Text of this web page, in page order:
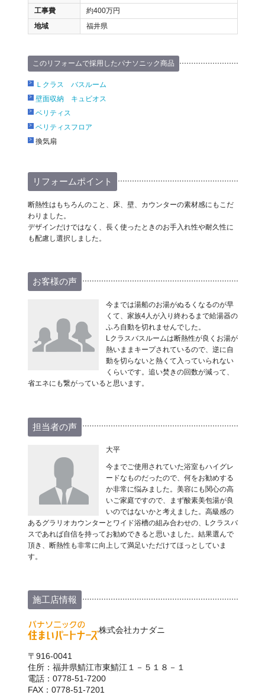
工事費
約400万円
地域
福井県
このリフォームで採用したパナソニック商品
Ｌクラス バスルーム
壁面収納 キュビオス
ベリティス
ベリティスフロア
換気扇
リフォームポイント
断熱性はもちろんのこと、床、壁、カウンターの素材感にもこだ
わりました。
デザインだけではなく、長く使ったときのお手入れ性や耐久性に
も配慮し選択しました。
お客様の声
今までは湯船のお湯がぬるくなるのが早
くて、家族4人が入り終わるまで給湯器の
ふろ自動を切れませんでした。
Lクラスバスルームは断熱性が良くお湯が
熱いままキープされているので、逆に自
動を切らないと熱くて入っていられない
くらいです。追い焚きの回数が減って、
省エネにも繋がっていると思います。
担当者の声
大平
今までご使用されていた浴室もハイグレ
ードなものだったので、何をお勧めする
か非常に悩みました。美容にも関心の高
いご家庭ですので、まず酸素美包湯が良
いのではないかと考えました。高級感の
あるグラリオカウンターとワイド浴槽の組み合わせの、Lクラスバ
スであれば自信を持ってお勧めできると思いました。結果選んで
頂き、断熱性も非常に向上して満足いただけてほっとしていま
す。
施工店情報
株式会社カナダニ
〒916-0041
住所：福井県鯖江市東鯖江１－５１８－１
電話：0778-51-7200
FAX：0778-51-7201